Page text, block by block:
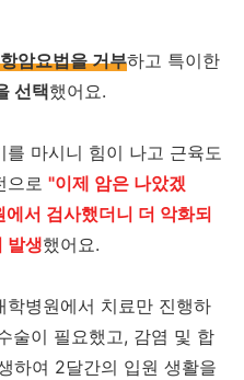
암요법을 거부하고 특이한
선택했어요.
마시니 힘이 나고 근육도
으로 "이제 암은 나았겠
서 검사했더니 더 악화되
발생했어요.
병원에서 치료만 진행하
술이 필요했고, 감염 및 합
하여 2달간의 입원 생활을